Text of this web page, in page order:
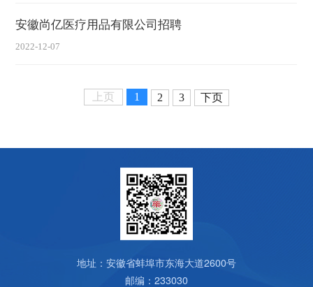
安徽尚亿医疗用品有限公司招聘
2022-12-07
上页 1 2 3 下页
地址：安徽省蚌埠市东海大道2600号
邮编：233030